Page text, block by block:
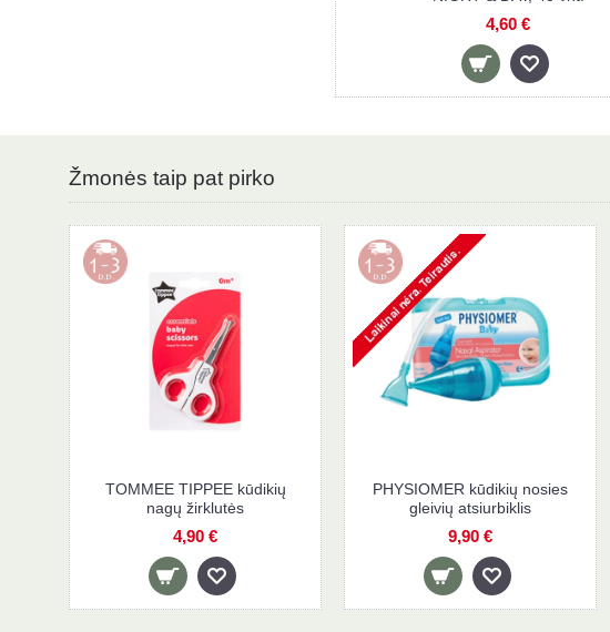
Žmonės taip pat pirko
TOMMEE TIPPEE kūdikių
nagų žirklutės
4,90 €
PHYSIOMER kūdikių nosies
gleivių atsiurbiklis
9,90 €